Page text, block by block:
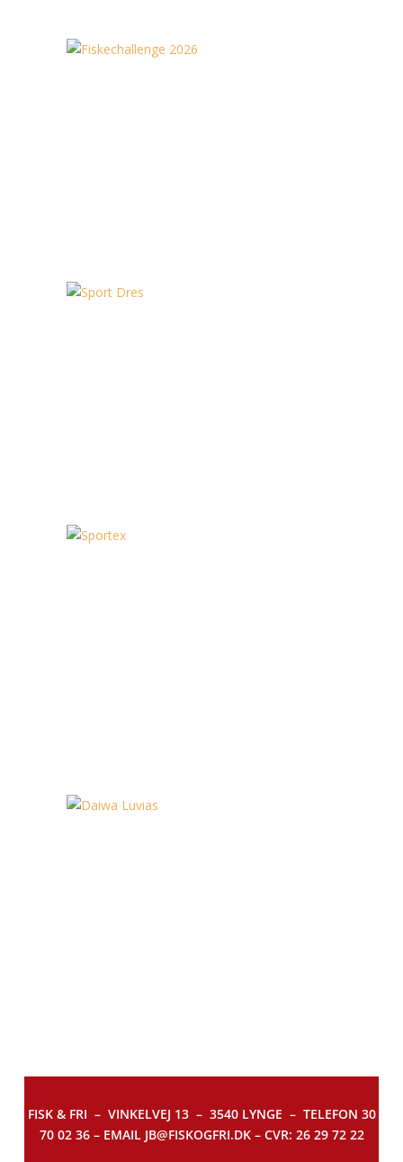
FISK & FRI – VINKELVEJ 13 – 3540 LYNGE – TELEFON 30
70 02 36 – EMAIL JB@FISKOGFRI.DK – CVR: 26 29 72 22